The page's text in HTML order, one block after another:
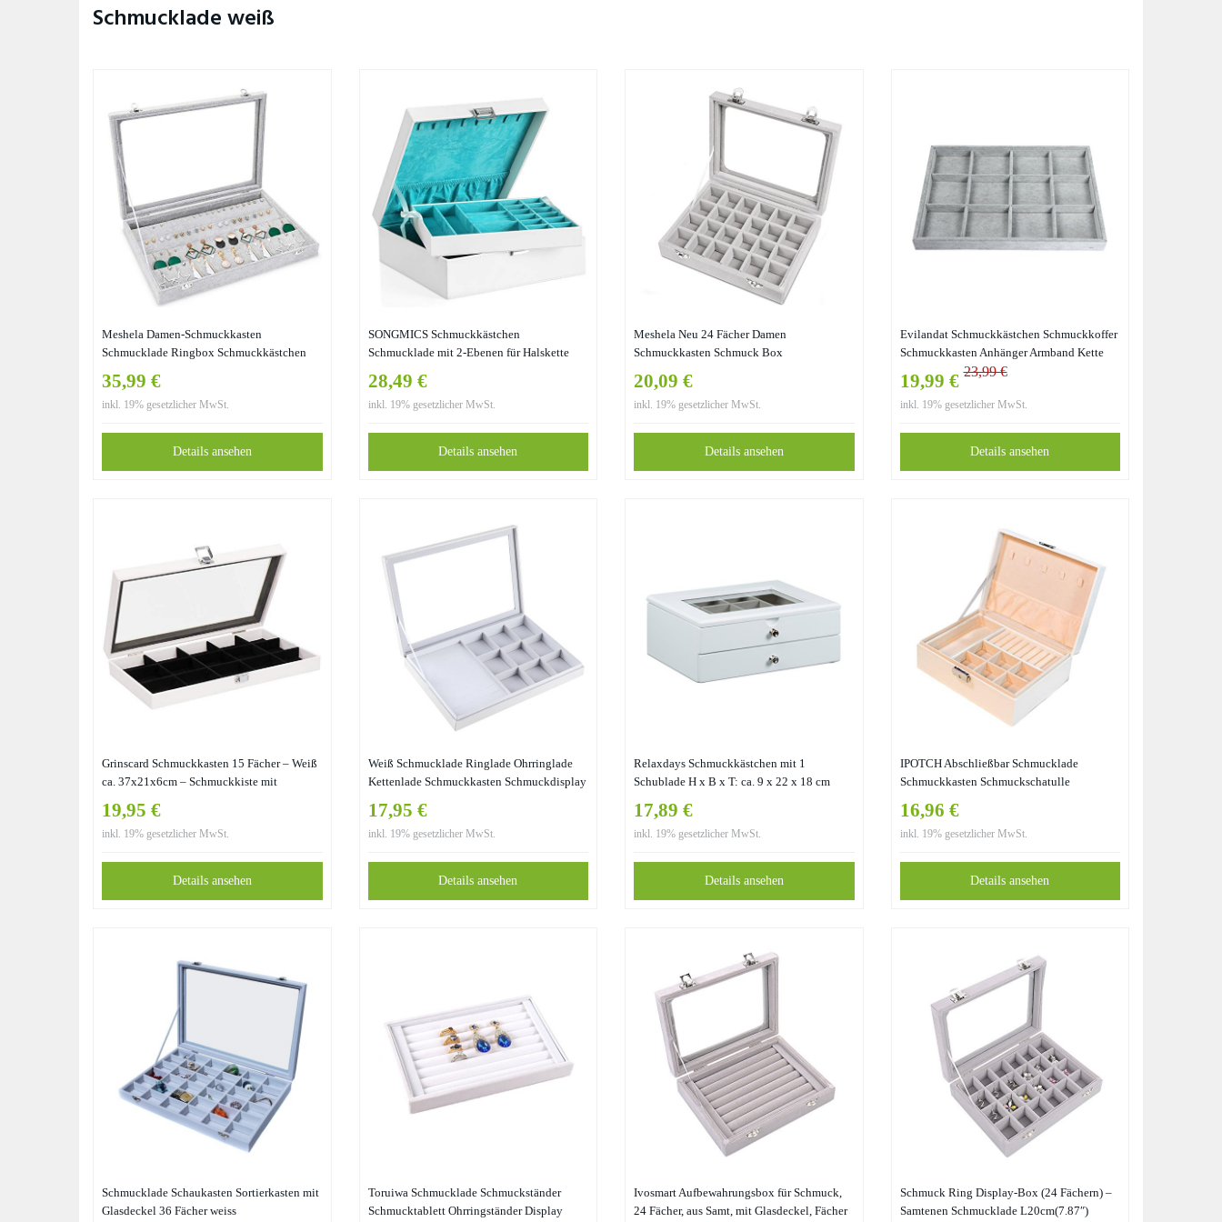
Schmucklade weiß
Meshela Damen-Schmuckkasten
Schmucklade Ringbox Schmuckkästchen
grau (Ohrring-Box)
35,99 €
inkl. 19% gesetzlicher MwSt.
Details ansehen
SONGMICS Schmuckkästchen
Schmucklade mit 2-Ebenen für Halskette
28,49 €
inkl. 19% gesetzlicher MwSt.
Details ansehen
Meshela Neu 24 Fächer Damen
Schmuckkasten Schmuck Box
Aufbewahrungsbox für Ringe Ohrringe
Halskette(Grau)
20,09 €
inkl. 19% gesetzlicher MwSt.
Details ansehen
Evilandat Schmuckkästchen Schmuckkoffer
Schmuckkasten Anhänger Armband Kette
Uhr Ohrring Ring
19,99 € 23,99 €
inkl. 19% gesetzlicher MwSt.
Details ansehen
Grinscard Schmuckkasten 15 Fächer – Weiß
ca. 37x21x6cm – Schmuckkiste mit
19,95 €
inkl. 19% gesetzlicher MwSt.
Details ansehen
Weiß Schmucklade Ringlade Ohrringlade
Kettenlade Schmuckkasten Schmuckdisplay
17,95 €
inkl. 19% gesetzlicher MwSt.
Details ansehen
Relaxdays Schmuckkästchen mit 1
Schublade H x B x T: ca. 9 x 22 x 18 cm
Schmuckbox mit Schubfach für Accessoires
Schmuckkastenaus Holz mit Sichtfenster,
17,89 €
inkl. 19% gesetzlicher MwSt.
Details ansehen
IPOTCH Abschließbar Schmucklade
Schmuckkasten Schmuckschatulle
Ausgekleidet für Ringe Ohrringe Halsketten
– Weiß 2
16,96 €
inkl. 19% gesetzlicher MwSt.
Details ansehen
Schmucklade Schaukasten Sortierkasten mit
Glasdeckel 36 Fächer weiss
Toruiwa Schmucklade Schmuckständer
Schmucktablett Ohrringständer Display
Ivosmart Aufbewahrungsbox für Schmuck,
24 Fächer, aus Samt, mit Glasdeckel, Fächer
Schmuck Ring Display-Box (24 Fächern) –
Samtenen Schmucklade L20cm(7.87″)